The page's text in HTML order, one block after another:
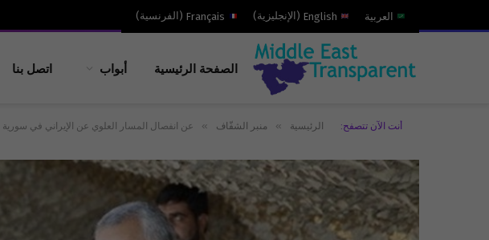
العربية English
( الإنجليزية)
Français
( الفرنسية)
الصفحة الرئيسية أبواب اتصل بنا
أنت الآن تتصفح: الرئيسية » منبر الشفّاف » عن انفصال المسار العلوي عن الإيراني في سورية